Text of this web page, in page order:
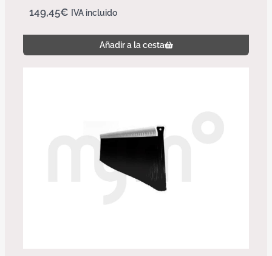
149,45€ IVA incluido
Añadir a la cesta